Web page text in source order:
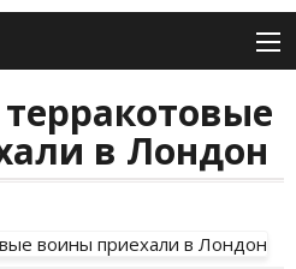
в Лондон